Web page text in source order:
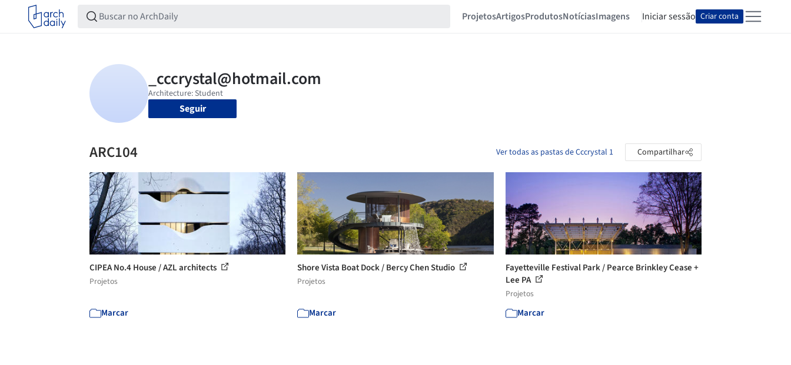
ProjetosArtigosProdutosNotíciasImagens Iniciar sessão Criar conta
Seguir
ARC104 Ver todas as pastas de Cccrystal 1 Compartilhar
CIPEA No.4 House / AZL architects
Projetos
Marcar
Shore Vista Boat Dock / Bercy Chen Studio
Projetos
Marcar
Fayetteville Festival Park / Pearce Brinkley Cease +
Lee PA
Projetos
Marcar